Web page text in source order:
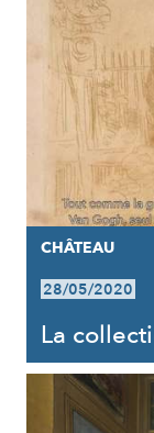
CHÂTEAU
28/05/2020
La